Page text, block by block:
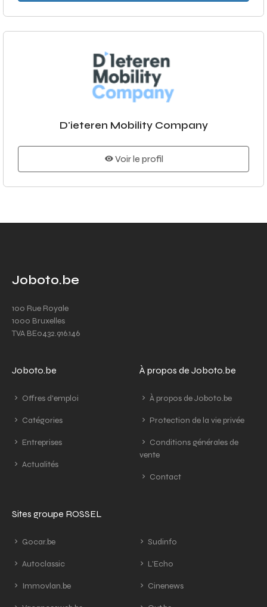
D'ieteren Mobility Company
Voir le profil
Joboto.be
100 Rue Royale
1000 Bruxelles
TVA BE0432.916.146
Joboto.be
Offres d'emploi
Catégories
Entreprises
Actualités
À propos de Joboto.be
À propos de Joboto.be
Protection de la vie privée
Conditions générales de
vente
Contact
Sites groupe ROSSEL
Gocar.be
Autoclassic
Immovlan.be
Sudinfo
L'Echo
Cinenews